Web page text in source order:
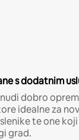
s dodatnim
dobro
idealne za
te one koji
grad.